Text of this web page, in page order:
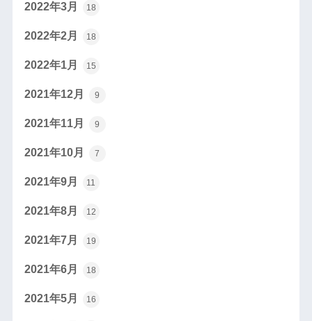
2022年3月 18
2022年2月 18
2022年1月 15
2021年12月 9
2021年11月 9
2021年10月 7
2021年9月 11
2021年8月 12
2021年7月 19
2021年6月 18
2021年5月 16